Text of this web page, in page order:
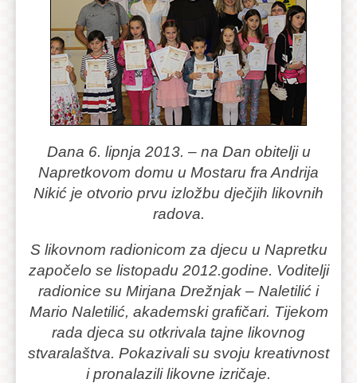
Dana 6. lipnja 2013. – na Dan obitelji u
Napretkovom domu u Mostaru fra Andrija
Nikić je otvorio prvu izložbu dječjih likovnih
radova.
S likovnom radionicom za djecu u Napretku
započelo se listopadu 2012.godine. Voditelji
radionice su Mirjana Drežnjak – Naletilić i
Mario Naletilić, akademski grafičari. Tijekom
rada djeca su otkrivala tajne likovnog
stvaralaštva. Pokazivali su svoju kreativnost
i pronalazili likovne izričaje.
Dan
obitelji
Napretkovom
domu
Mostaru
fra
Andrija
je
otvorio
prvu
izložbu
dječjih
likovnih
radova.